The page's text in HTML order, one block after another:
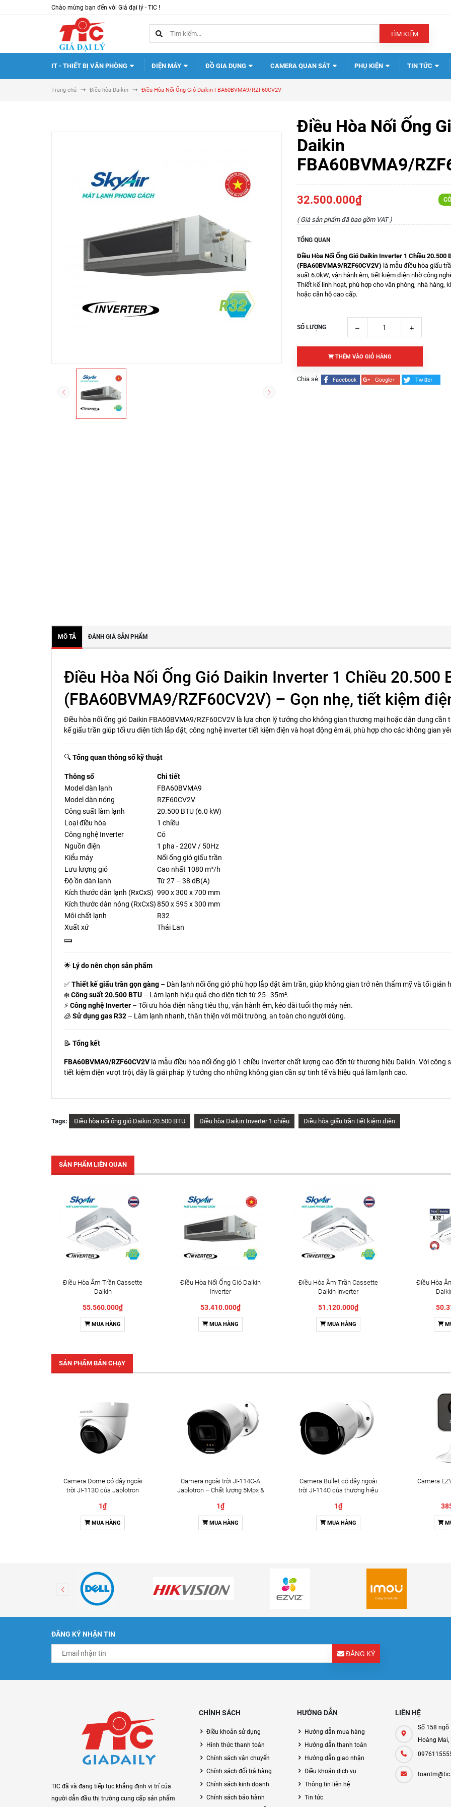
Chào mừng bạn đến với Giá đại lý - TIC !
TÌM KIẾM
IT - THIẾT BỊ VĂN PHÒNG ĐIỆN MÁY ĐỒ GIA DỤNG CAMERA QUAN SÁT PHỤ KIỆN TIN TỨC
Trang chủ Điều hòa Daikin Điều Hòa Nối Ống Gió Daikin FBA60BVMA9/RZF60CV2V
Điều Hòa Nối Ống
Daikin
FBA60BVMA9/
32.500.000₫
( Giá sản phẩm đã bao gồm VAT )
TỔNG QUAN
Điều Hòa Nối Ống Gió Daikin Inverter 1 Chiều 20.500
(FBA60BVMA9/RZF60CV2V) là mẫu điều hòa giấu
suất 6.0kW, vận hành êm, tiết kiệm điện nhờ công
Thiết kế linh hoạt, phù hợp cho văn phòng, nhà hàng,
hoặc căn hộ cao cấp.
SỐ LƯỢNG
THÊM VÀO GIỎ HÀNG
Chia sẻ:
MÔ TẢ ĐÁNH GIÁ SẢN PHẨM
Điều Hòa Nối Ống Gió Daikin Inverter 1 Chiều 20.500
(FBA60BVMA9/RZF60CV2V) – Gọn nhẹ, tiết kiệm
Điều hòa nối ống gió Daikin FBA60BVMA9/RZF60CV2V là lựa chọn lý tưởng cho không gian thương mại hoặc dân dụng
kế giấu trần giúp tối ưu diện tích lắp đặt, công nghệ inverter tiết kiệm điện và hoạt động êm ái, phù hợp cho các không gian
🔍Tổng quan thông số kỹ thuật
Thông số
Chi tiết
Model dàn lạnh
FBA60BVMA9
Model dàn nóng
RZF60CV2V
Công suất làm lạnh
20.500 BTU (6.0 kW)
Loại điều hòa
1 chiều
Công nghệ Inverter
Có
Nguồn điện
1 pha - 220V / 50Hz
Kiểu máy
Nối ống gió giấu trần
Lưu lượng gió
Cao nhất 1080 m³/h
Độ ồn dàn lạnh
Từ 27 – 38 dB(A)
Kích thước dàn lạnh (RxCxS) 990 x 300 x 700 mm
Kích thước dàn nóng (RxCxS)850 x 595 x 300 mm
Môi chất lạnh
R32
Xuất xứ
Thái Lan
🌟 Lý do nên chọn sản phẩm
✅Thiết kế giấu trần gọn gàng – Dàn lạnh nối ống gió phù hợp lắp đặt âm trần, giúp không gian trở nên thẩm mỹ và tối giản
❄️Công suất 20.500 BTU – Làm lạnh hiệu quả cho diện tích từ 25–35m².
⚡Công nghệ Inverter – Tối ưu hóa điện năng tiêu thụ, vận hành êm, kéo dài tuổi thọ máy nén.
🧊Sử dụng gas R32 – Làm lạnh nhanh, thân thiện với môi trường, an toàn cho người dùng.
📝 Tổng kết
FBA60BVMA9/RZF60CV2V là mẫu điều hòa nối ống gió 1 chiều Inverter chất lượng cao đến từ thương hiệu Daikin. Với
tiết kiệm điện vượt trội, đây là giải pháp lý tưởng cho những không gian cần sự tinh tế và hiệu quả làm lạnh cao.
Tags: Điều hòa nối ống gió Daikin 20.500 BTU Điều hòa Daikin Inverter 1 chiều Điều hòa giấu trần tiết kiệm điện
SẢN PHẨM LIÊN QUAN
Điều Hòa Âm Trần Cassette
Daikin
55.560.000₫
MUA HÀNG
Điều Hòa Nối Ống Gió Daikin
Inverter
53.410.000₫
MUA HÀNG
Điều Hòa Âm Trần Cassette
Daikin Inverter
51.120.000₫
MUA HÀNG
Điều Hòa
SẢN PHẨM BÁN CHẠY
Camera Dome có dây ngoài
trời JI-113C của Jablotron
1₫
MUA HÀNG
Camera ngoài trời JI-114C-A
Jablotron – Chất lượng 5Mpx &
1₫
MUA HÀNG
Camera Bullet có dây ngoài
trời JI-114C của thương hiệu
1₫
MUA HÀNG
Camera
ĐĂNG KÝ NHẬN TIN
ĐĂNG KÝ
TIC đã và đang tiếp tục khẳng định vị trí của
người dẫn đầu thị trường cung cấp sản phẩm
CHÍNH SÁCH
Điều khoản sử dụng
Hình thức thanh toán
Chính sách vận chuyển
Chính sách đổi trả hàng
Chính sách kinh doanh
Chính sách bảo hành
HƯỚNG DẪN
Hướng dẫn mua hàng
Hướng dẫn thanh toán
Hướng dẫn giao nhận
Điều khoản dịch vụ
Thông tin liên hệ
Tin tức
LIÊN HỆ
Số 158 ngõ
Hoàng Mai,